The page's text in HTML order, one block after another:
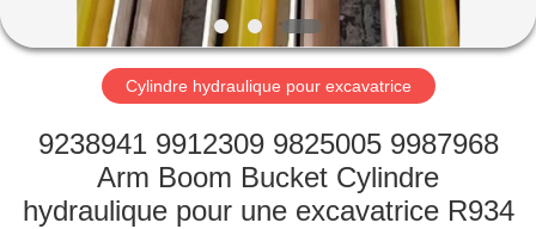
VIDÉOS
PROPOS
NOUS
Cylindre hydraulique pour excavatrice
9238941 9912309 9825005 9987968
Arm Boom Bucket Cylindre
hydraulique pour une excavatrice R934